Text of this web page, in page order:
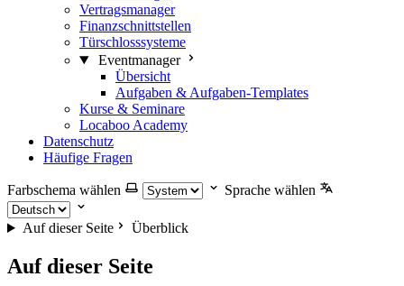
Vertragsmanager
Finanzschnittstellen
Türschlosssysteme
Eventmanager
Übersicht
Aufgaben & Aufgaben-Templates
Kurse & Seminare
Locaboo Academy
Datenschutz
Häufige Fragen
Farbschema wählen Sprache wählen
Auf dieser Seite Überblick
Auf dieser Seite